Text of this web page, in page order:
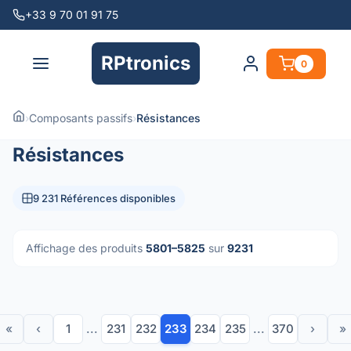
+33 9 70 01 91 75
RPtronics 0
›Composants passifs›Résistances
Résistances
9 231 Références disponibles
Affichage des produits 5801–5825 sur 9231
« ‹ 1 ... 231 232 233 234 235 ... 370 › »